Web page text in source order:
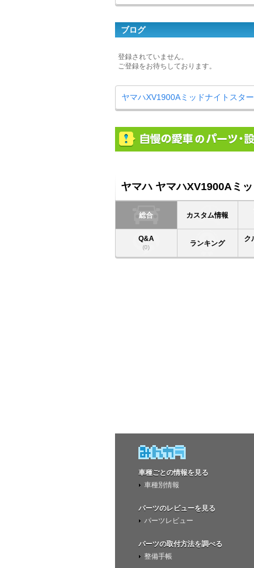
ブログ
登録されていません。
ご登録をお待ちしております。
ヤマハXV1900Aミッドナイトスタ
ヤマハ ヤマハXV1900Aミ
総合 カスタム情報
Q&A
(0) ランキング
ク
車種ごとの情報を見る
車種別情報
パーツのレビューを見る
パーツレビュー
パーツの取付方法を調べる
整備手帳